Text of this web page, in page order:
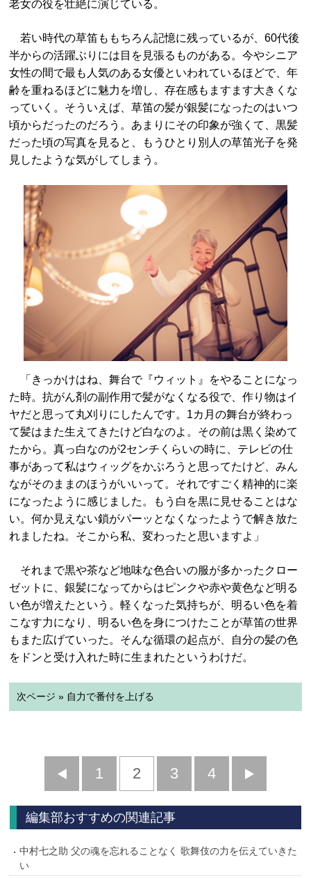
老女の役を壮絶に演じている。
若い時代の草笛ももちろん記憶に残っているが、60代後
半からの活躍ぶりには目を見張るものがある。今やシニア
女性の間で最も人気のある女優といわれているほどで、年
齢を重ねるほどに魅力を増し、存在感もますます大きくな
っていく。そういえば、草笛の髪が銀髪になったのはいつ
頃からだったのだろう。あまりにその印象が強くて、黒髪
だった頃の写真を見ると、もうひとり別人の草笛光子を発
見したような気がしてしまう。
「きっかけはね、舞台で『ウィット』をやることになっ
た時。抗がん剤の副作用で髪がなくなる役で、作り物はイ
ヤだと思って丸刈りにしたんです。1カ月の舞台が終わっ
て髪はまた生えてきたけど白なのよ。その前は黒く染めて
たから。真っ白なのが2センチくらいの時に、テレビの仕
事があって私はウィッグをかぶろうと思ってたけど、みん
ながそのままのほうがいいって。それですごく精神的に楽
になったように感じました。もう白を黒に見せることはな
い。何か見えない鎖がパーッとなくなったようで解き放た
れましたね。そこから私、変わったと思いますよ」
それまで黒や茶など地味な色合いの服が多かったクロー
ゼットに、銀髪になってからはピンクや赤や黄色など明る
い色が増えたという。軽くなった気持ちが、明るい色を着
こなす力になり、明るい色を身につけたことが草笛の世界
もまた広げていった。そんな循環の起点が、自分の髪の色
をドンと受け入れた時に生まれたというわけだ。
次ページ » 自力で番付を上げる
前
へ
1 2 3 4
へ
編集部おすすめの関連記事
中村七之助 父の魂を忘れることなく 歌舞伎の力を伝えていきた
い